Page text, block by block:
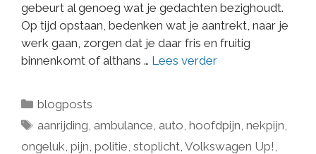
gebeurt al genoeg wat je gedachten bezighoudt.
Op tijd opstaan, bedenken wat je aantrekt, naar je
werk gaan, zorgen dat je daar fris en fruitig
binnenkomt of althans … Lees verder
blogposts
aanrijding, ambulance, auto,hoofdpijn,nekpijn,
ongeluk, pijn, politie, stoplicht, Volkswagen Up!,